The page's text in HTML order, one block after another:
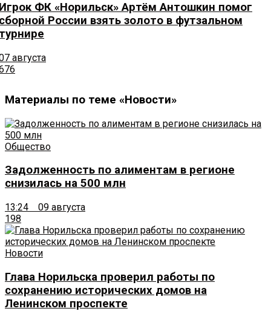
ФК «Норильск» Артём Антошкин помог
России взять золото в футзальном
августа
Материалы по теме «Новости»
Общество
Задолженность по алиментам в регионе
снизилась на 500 млн
13:24 09 августа
198
Новости
Глава Норильска проверил работы по
сохранению исторических домов на
Ленинском проспекте